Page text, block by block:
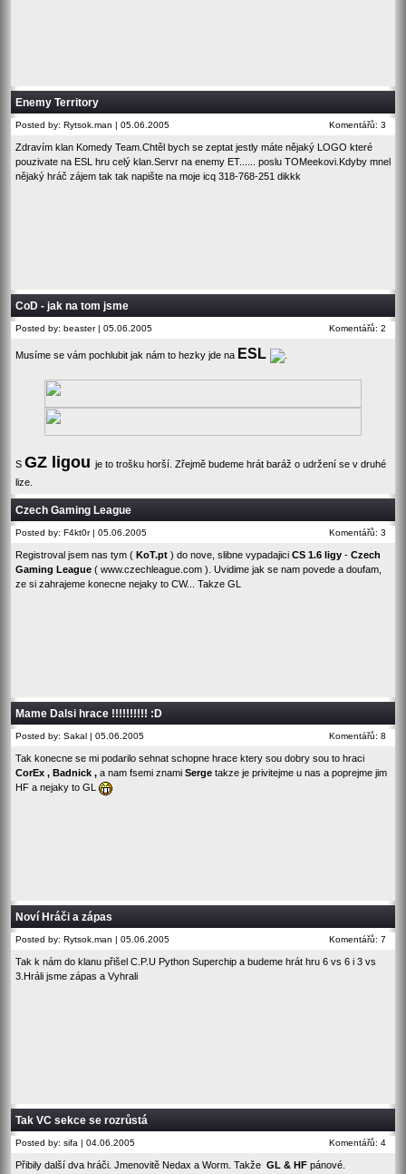
Enemy Territory
Posted by: Rytsok.man | 05.06.2005 Komentářů: 3
Zdravím klan Komedy Team.Chtěl bych se zeptat jestly máte nějaký LOGO které
pouzivate na ESL hru celý klan.Servr na enemy ET...... poslu TOMeekovi.Kdyby mnel
nějaký hráč zájem tak tak napište na moje icq 318-768-251 dikkk
CoD - jak na tom jsme
Posted by: beaster | 05.06.2005 Komentářů: 2
Musíme se vám pochlubit jak nám to hezky jde na ESL
S GZ ligou je to trošku horší. Zřejmě budeme hrát baráž o udržení se v druhé
lize.
Czech Gaming League
Posted by: F4kt0r | 05.06.2005 Komentářů: 3
Registroval jsem nas tym ( KoT.pt ) do nove, slibne vypadajici CS 1.6 ligy - Czech
Gaming League ( www.czechleague.com ). Uvidime jak se nam povede a doufam,
ze si zahrajeme konecne nejaky to CW... Takze GL
Mame Dalsi hrace !!!!!!!!!! :D
Posted by: Sakal | 05.06.2005 Komentářů: 8
Tak konecne se mi podarilo sehnat schopne hrace ktery sou dobry sou to hraci
CorEx , Badnick , a nam fsemi znami Serge takze je privitejme u nas a poprejme jim
HF a nejaky to GL
Noví Hráči a zápas
Posted by: Rytsok.man | 05.06.2005 Komentářů: 7
Tak k nám do klanu přišel C.P.U Python Superchip a budeme hrát hru 6 vs 6 i 3 vs
3.Hráli jsme zápas a Vyhrali
Tak VC sekce se rozrůstá
Posted by: sifa | 04.06.2005 Komentářů: 4
Přibily další dva hráči. Jmenovitě Nedax a Worm. Takže GL & HF pánové.